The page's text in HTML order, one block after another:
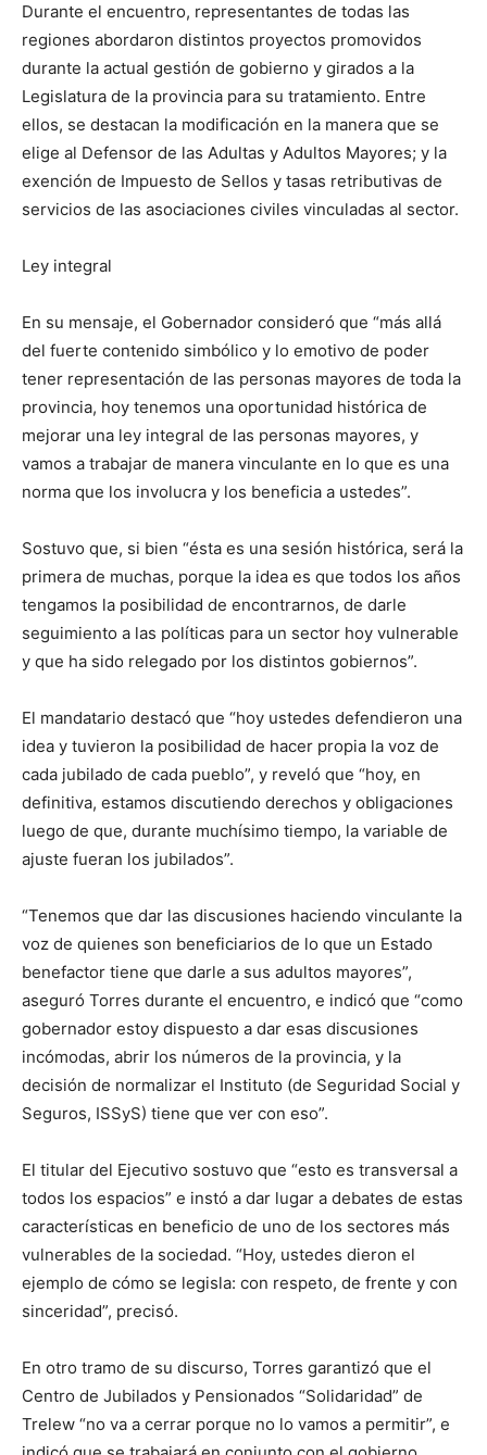
Durante el encuentro, representantes de todas las
regiones abordaron distintos proyectos promovidos
durante la actual gestión de gobierno y girados a la
Legislatura de la provincia para su tratamiento. Entre
ellos, se destacan la modificación en la manera que se
elige al Defensor de las Adultas y Adultos Mayores; y la
exención de Impuesto de Sellos y tasas retributivas de
servicios de las asociaciones civiles vinculadas al sector.
Ley integral
En su mensaje, el Gobernador consideró que “más allá
del fuerte contenido simbólico y lo emotivo de poder
tener representación de las personas mayores de toda la
provincia, hoy tenemos una oportunidad histórica de
mejorar una ley integral de las personas mayores, y
vamos a trabajar de manera vinculante en lo que es una
norma que los involucra y los beneficia a ustedes”.
Sostuvo que, si bien “ésta es una sesión histórica, será la
primera de muchas, porque la idea es que todos los años
tengamos la posibilidad de encontrarnos, de darle
seguimiento a las políticas para un sector hoy vulnerable
y que ha sido relegado por los distintos gobiernos”.
El mandatario destacó que “hoy ustedes defendieron una
idea y tuvieron la posibilidad de hacer propia la voz de
cada jubilado de cada pueblo”, y reveló que “hoy, en
definitiva, estamos discutiendo derechos y obligaciones
luego de que, durante muchísimo tiempo, la variable de
ajuste fueran los jubilados”.
“Tenemos que dar las discusiones haciendo vinculante la
voz de quienes son beneficiarios de lo que un Estado
benefactor tiene que darle a sus adultos mayores”,
aseguró Torres durante el encuentro, e indicó que “como
gobernador estoy dispuesto a dar esas discusiones
incómodas, abrir los números de la provincia, y la
decisión de normalizar el Instituto (de Seguridad Social y
Seguros, ISSyS) tiene que ver con eso”.
El titular del Ejecutivo sostuvo que “esto es transversal a
todos los espacios” e instó a dar lugar a debates de estas
características en beneficio de uno de los sectores más
vulnerables de la sociedad. “Hoy, ustedes dieron el
ejemplo de cómo se legisla: con respeto, de frente y con
sinceridad”, precisó.
En otro tramo de su discurso, Torres garantizó que el
Centro de Jubilados y Pensionados “Solidaridad” de
Trelew “no va a cerrar porque no lo vamos a permitir”, e